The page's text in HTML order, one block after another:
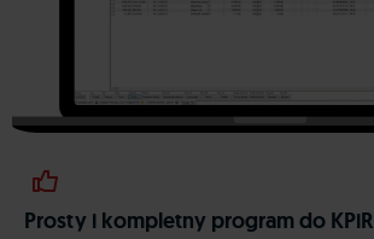
Prosty i kompletny program do KPiR